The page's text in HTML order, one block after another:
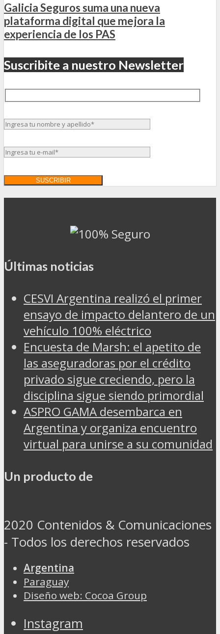
Galicia Seguros suma una nueva
plataforma digital que mejora la
experiencia de los PAS
Suscribite a nuestro Newsletter
Últimas noticias
CESVI Argentina realizó el primer
ensayo de impacto delantero de un
vehículo 100% eléctrico
Encuesta de Marsh: el apetito de
las aseguradoras por el crédito
privado sigue creciendo, pero la
disciplina sigue siendo primordial
ASPRO GAMA desembarca en
Argentina y organiza encuentro
virtual para unirse a su comunidad
Un producto de
2020 Contenidos & Comunicaciones
- Todos los derechos reservados
Argentina
Paraguay
Diseño web: Cocoa Group
Instagram